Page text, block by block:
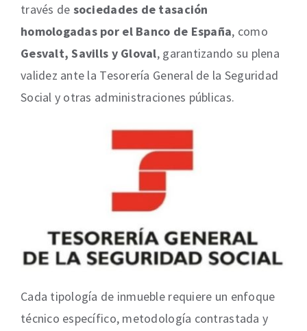
través de sociedades de tasación
homologadas por el Banco de España, como
Gesvalt, Savills y Gloval, garantizando su plena
validez ante la Tesorería General de la Seguridad
Social y otras administraciones públicas.
Cada tipología de inmueble requiere un enfoque
técnico específico, metodología contrastada y